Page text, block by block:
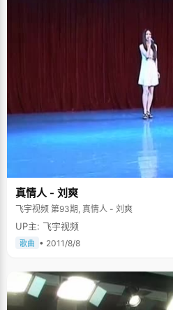
真情人 - 刘爽
飞宇视频 第93期, 真情人 - 刘爽
UP主: 飞宇视频
歌曲 • 2011/8/8